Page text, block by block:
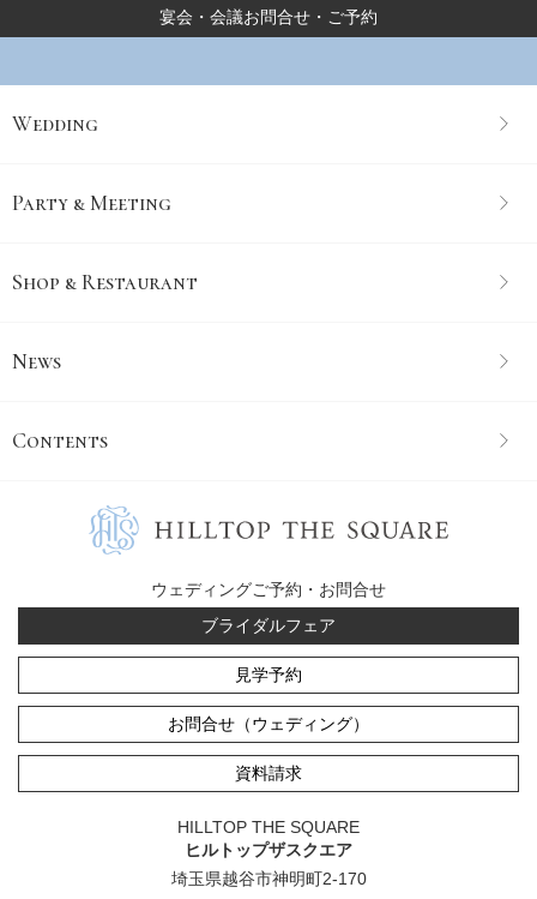
宴会・会議お問合せ・ご予約
Wedding
Party & Meeting
Shop & Restaurant
News
Contents
ウェディングご予約・お問合せ
ブライダルフェア
見学予約
お問合せ（ウェディング）
資料請求
HILLTOP THE SQUARE
ヒルトップザスクエア
埼玉県越谷市神明町2-170